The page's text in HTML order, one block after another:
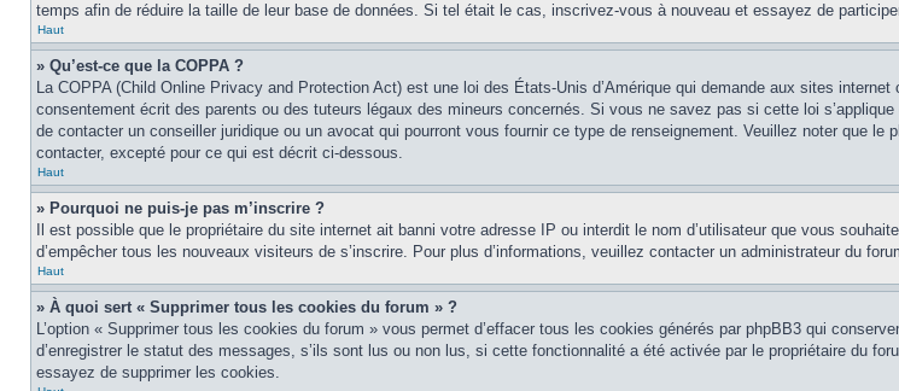
temps afin de réduire la taille de leur base de données. Si tel était le cas, inscrivez-vous à nouveau et essayez de
Haut
» Qu’est-ce que la COPPA ?
La COPPA (Child Online Privacy and Protection Act) est une loi des États-Unis d’Amérique qui demande aux sites
consentement écrit des parents ou des tuteurs légaux des mineurs concernés. Si vous ne savez pas si cette loi
de contacter un conseiller juridique ou un avocat qui pourront vous fournir ce type de renseignement. Veuillez noter que le
contacter, excepté pour ce qui est décrit ci-dessous.
Haut
» Pourquoi ne puis-je pas m’inscrire ?
Il est possible que le propriétaire du site internet ait banni votre adresse IP ou interdit le nom d’utilisateur que vous
d’empêcher tous les nouveaux visiteurs de s’inscrire. Pour plus d’informations, veuillez contacter un administrateur du
Haut
» À quoi sert « Supprimer tous les cookies du forum » ?
L’option « Supprimer tous les cookies du forum » vous permet d’effacer tous les cookies générés par phpBB3 qui
d’enregistrer le statut des messages, s’ils sont lus ou non lus, si cette fonctionnalité a été activée par le propriétaire du
essayez de supprimer les cookies.